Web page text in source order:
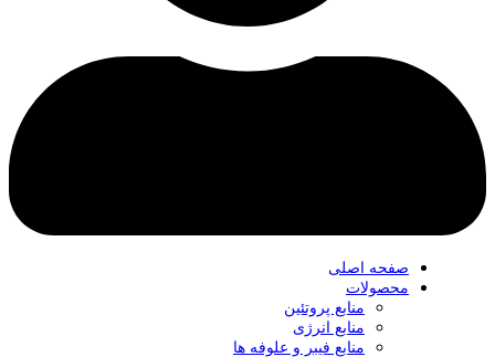
صفحه اصلی
محصولات
منابع پروتئین
منابع انرژی
منابع فیبر و علوفه‌ ها